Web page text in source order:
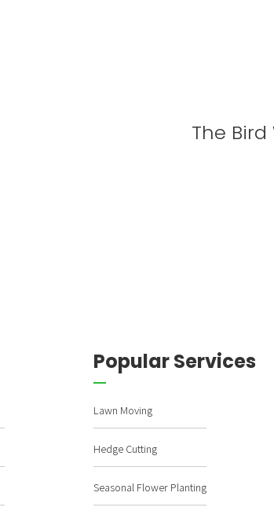
The
Popular Services
Lawn Moving
Hedge Cutting
Seasonal Flower Planting